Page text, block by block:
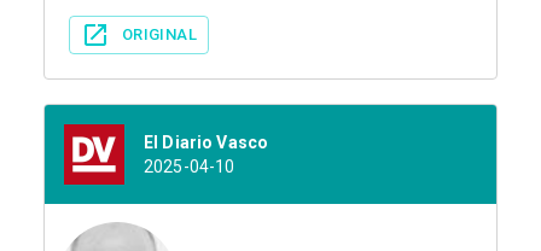
ORIGINAL
El Diario Vasco
2025-04-10